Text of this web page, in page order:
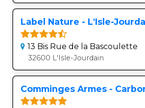
Label Nature - L'Isle-
13 Bis Rue de la Bascoulette
32600 L'Isle-Jourdain
Comminges Armes -